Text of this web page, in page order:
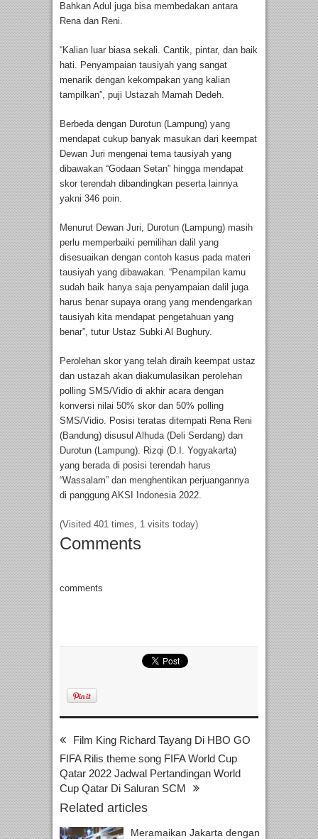
Bahkan Adul juga bisa membedakan antara
Rena dan Reni.
“Kalian luar biasa sekali. Cantik, pintar, dan baik
hati. Penyampaian tausiyah yang sangat
menarik dengan kekompakan yang kalian
tampilkan”, puji Ustazah Mamah Dedeh.
Berbeda dengan Durotun (Lampung) yang
mendapat cukup banyak masukan dari keempat
Dewan Juri mengenai tema tausiyah yang
dibawakan “Godaan Setan” hingga mendapat
skor terendah dibandingkan peserta lainnya
yakni 346 poin.
Menurut Dewan Juri, Durotun (Lampung) masih
perlu memperbaiki pemilihan dalil yang
disesuaikan dengan contoh kasus pada materi
tausiyah yang dibawakan. “Penampilan kamu
sudah baik hanya saja penyampaian dalil juga
harus benar supaya orang yang mendengarkan
tausiyah kita mendapat pengetahuan yang
benar”, tutur Ustaz Subki Al Bughury.
Perolehan skor yang telah diraih keempat ustaz
dan ustazah akan diakumulasikan perolehan
polling SMS/Vidio di akhir acara dengan
konversi nilai 50% skor dan 50% polling
SMS/Vidio. Posisi teratas ditempati Rena Reni
(Bandung) disusul Alhuda (Deli Serdang) dan
Durotun (Lampung). Rizqi (D.I. Yogyakarta)
yang berada di posisi terendah harus
“Wassalam” dan menghentikan perjuangannya
di panggung AKSI Indonesia 2022.
(Visited 401 times, 1 visits today)
Comments
comments
Film King Richard Tayang Di HBO GO
FIFA Rilis theme song FIFA World Cup
Qatar 2022 Jadwal Pertandingan World
Cup Qatar Di Saluran SCM
Related articles
Meramaikan Jakarta dengan